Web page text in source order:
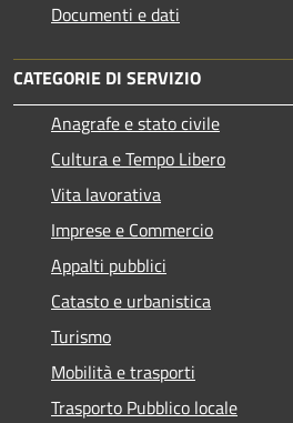
Documenti e dati
CATEGORIE DI SERVIZIO
Anagrafe e stato civile
Cultura e Tempo Libero
Vita lavorativa
Imprese e Commercio
Appalti pubblici
Catasto e urbanistica
Turismo
Mobilità e trasporti
Trasporto Pubblico locale